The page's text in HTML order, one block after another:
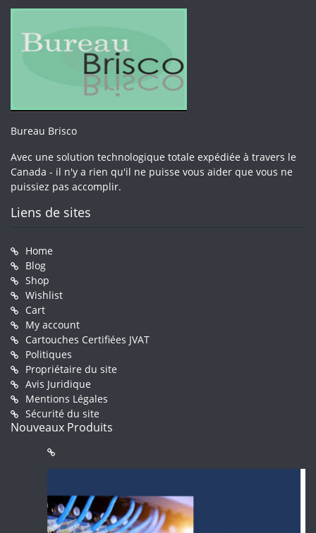
Bureau Brisco
Avec une solution technologique totale expédiée à travers le
Canada - il n'y a rien qu'il ne puisse vous aider que vous ne
puissiez pas accomplir.
Liens de sites
Home
Blog
Shop
Wishlist
Cart
My account
Cartouches Certifiées JVAT
Politiques
Propriétaire du site
Avis Juridique
Mentions Légales
Sécurité du site
Nouveaux Produits